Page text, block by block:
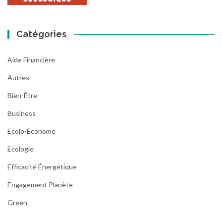
Catégories
Aide Financière
Autres
Bien-Être
Business
Écolo-Économe
Écologie
Efficacité Énergétique
Engagement Planète
Green